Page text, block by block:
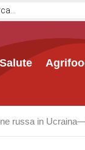
Salute
russa in Ucraina